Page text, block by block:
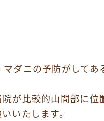
ダニの予防がして
が比較的山間部に
いたします。